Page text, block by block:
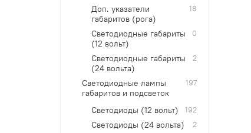
Доп. указатели
габаритов (рога)
18
Светодиодные габариты
(12 вольт)
0
Светодиодные габариты
(24 вольта)
2
Светодиодные лампы
габаритов и подсветок
197
Светодиоды (12 вольт) 192
Светодиоды (24 вольта) 2